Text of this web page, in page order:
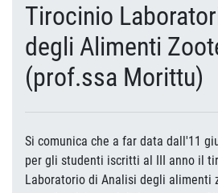
Tirocinio
degli Alimenti
(prof.ssa Morittu)
Si comunica che a far data dall'11
per gli studenti iscritti al III anno il
Laboratorio di Analisi degli alimenti